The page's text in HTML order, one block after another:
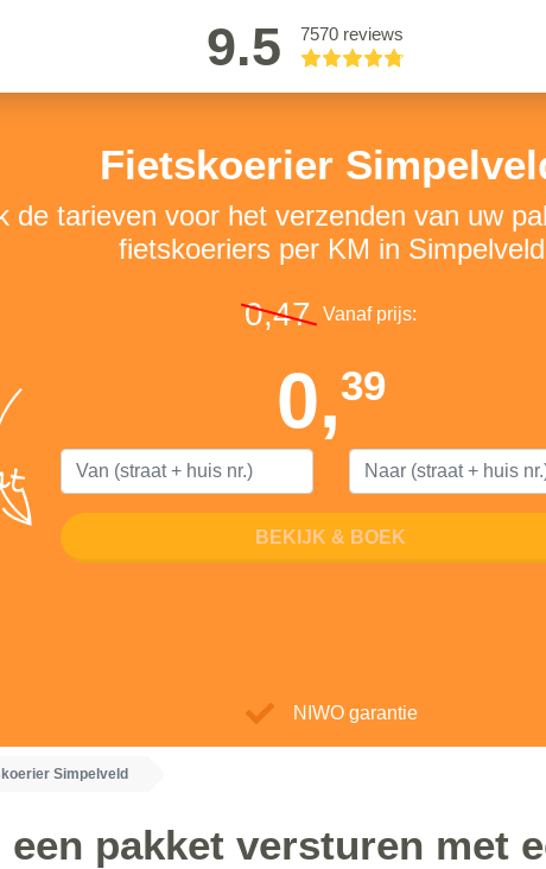
9.5 7570 reviews
Fietskoerier
de tarieven voor het verzenden van uw
fietskoeriers per KM in Simpelveld
0,47 Vanaf prijs:
0,39
BEKIJK & BOEK
NIWO garantie
Simpelveld
een pakket versturen met